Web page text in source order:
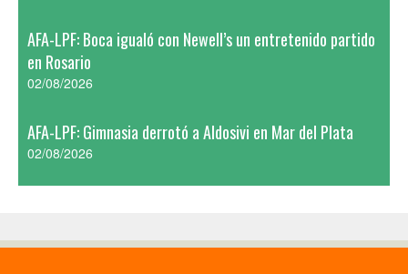
AFA-LPF: Boca igualó con Newell’s un entretenido partido
en Rosario
02/08/2026
AFA-LPF: Gimnasia derrotó a Aldosivi en Mar del Plata
02/08/2026